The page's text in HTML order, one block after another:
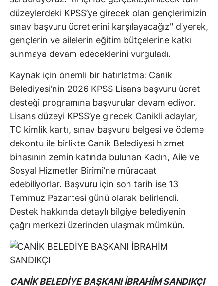
düzeylerdeki KPSS’ye girecek olan gençlerimizin
sınav başvuru ücretlerini karşılayacağız" diyerek,
gençlerin ve ailelerin eğitim bütçelerine katkı
sunmaya devam edeceklerini vurguladı.
Kaynak için önemli bir hatırlatma: Canik
Belediyesi’nin 2026 KPSS Lisans başvuru ücret
desteği programına başvurular devam ediyor.
Lisans düzeyi KPSS’ye girecek Canikli adaylar,
TC kimlik kartı, sınav başvuru belgesi ve ödeme
dekontu ile birlikte Canik Belediyesi hizmet
binasının zemin katında bulunan Kadın, Aile ve
Sosyal Hizmetler Birimi’ne müracaat
edebiliyorlar. Başvuru için son tarih ise 13
Temmuz Pazartesi günü olarak belirlendi.
Destek hakkında detaylı bilgiye belediyenin
çağrı merkezi üzerinden ulaşmak mümkün.
CANİK BELEDİYE BAŞKANI İBRAHİM SANDIKÇI